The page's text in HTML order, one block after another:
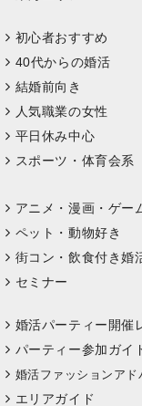
初心者おすすめ
40代からの婚活
結婚前向き
人気職業の女性
平日休み中心
スポーツ・体育会系
アニメ・漫画・ゲー
ペット・動物好き
街コン・飲食付き婚
セミナー
婚活パーティー開催
パーティー参加ガイ
婚活ファッションアド
エリアガイド